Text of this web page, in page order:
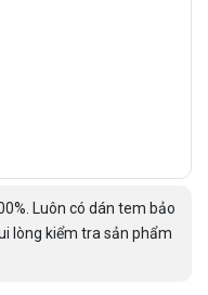
Luôn có dán tem bảo
lòng kiểm tra sản phẩm